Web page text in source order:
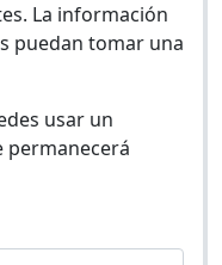
La información
puedan tomar una
usar un
permanecerá